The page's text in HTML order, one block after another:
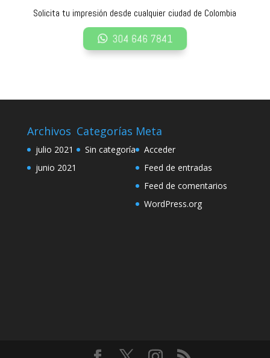
Solicita tu impresión desde cualquier ciudad de Colombia
304 646 7841
Archivos
julio 2021
junio 2021
Categorías
Sin categoría
Meta
Acceder
Feed de entradas
Feed de comentarios
WordPress.org